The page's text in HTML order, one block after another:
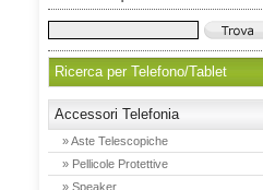
Ricerca per Telefono/Tablet
Accessori Telefonia
» Aste Telescopiche
» Pellicole Protettive
» Speaker